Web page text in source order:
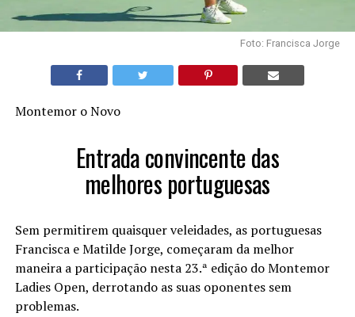
Foto: Francisca Jorge
Montemor o Novo
Entrada convincente das
melhores portuguesas
Sem permitirem quaisquer veleidades, as portuguesas
Francisca e Matilde Jorge, começaram da melhor
maneira a participação nesta 23.ª edição do Montemor
Ladies Open, derrotando as suas oponentes sem
problemas.